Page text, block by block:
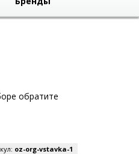
обратите
oz-org-vstavka-1